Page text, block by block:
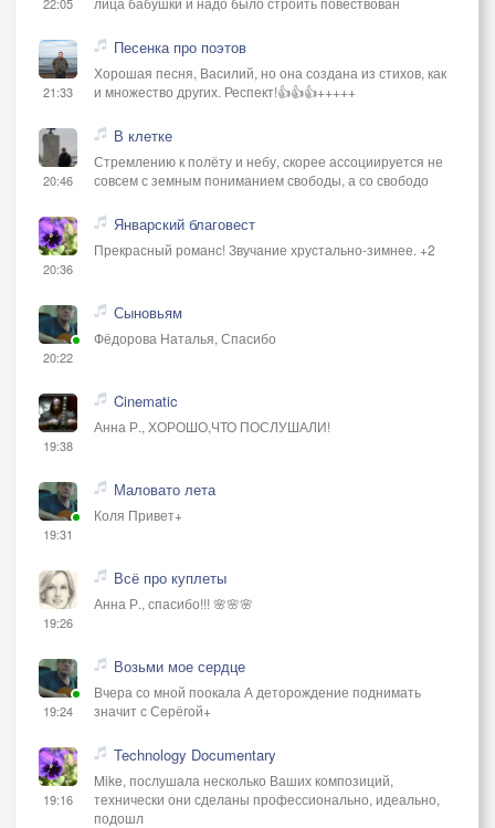
21:33
Песенка про поэтов
Хорошая песня, Василий, но она создана из стихов, как
и множество других. Респект!👍👍👍+++++
20:46
В клетке
Стремлению к полёту и небу, скорее ассоциируется не
совсем с земным пониманием свободы, а со свободо
20:36
Январский благовест
Прекрасный романс! Звучание хрустально-зимнее. +2
20:22
Сыновьям
Фёдорова Наталья, Спасибо
19:38
Cinematic
Анна Р., ХОРОШО,ЧТО ПОСЛУШАЛИ!
19:31
Маловато лета
Коля Привет+
19:26
Всё про куплеты
Анна Р., спасибо!!! 🌸🌸🌸
19:24
Возьми мое сердце
Вчера со мной поокала А деторождение поднимать
значит с Серёгой+
19:16
Technology Documentary
Mike, послушала несколько Ваших композиций,
технически они сделаны профессионально, идеально,
подошл